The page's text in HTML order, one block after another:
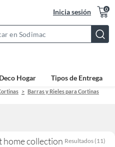
Inicia sesión 0
Bar
Deco Hogar Tipos de Entrega
Barras y Rieles para Cortinas
home collection Resultados (11)